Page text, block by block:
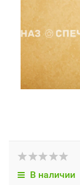
В наличии